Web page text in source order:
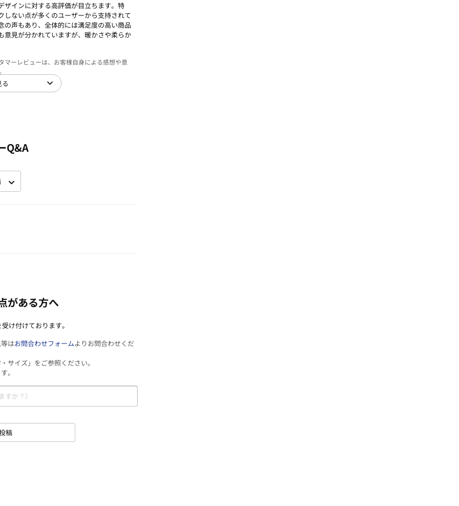
ザインに対する高評価が目立ちます。特
ない点が多くのユーザーから支持されて
声もあり、全体的には満足度の高い商品
意見が分かれていますが、暖かさや柔らか
マーレビューは、お客様自身による感想や意
Q&A
がある方へ
け付けております。
はお問合わせフォームよりお問合わせくだ
サイズ」をご参照ください。
。
稿